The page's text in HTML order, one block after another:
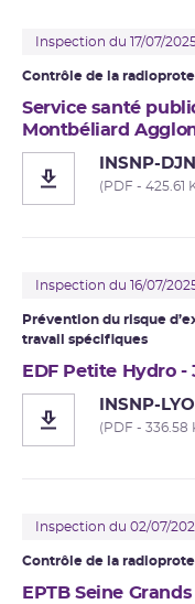
Inspection du 17/07/
Contrôle de la
Service santé
Montbéliard
INSNP-
(PDF - 425.61
Inspection du 16/07/
Prévention du risque
travail spécifiques
EDF Petite Hydro
INSNP-
(PDF - 336.58
Inspection du 02/07/
Contrôle de la
EPTB Seine